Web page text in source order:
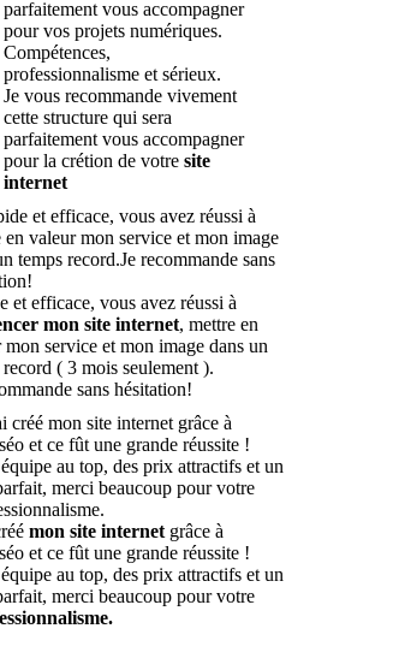
Compétences,
professionnalisme et sérieux.
Je vous recommande vivement
cette structure qui sera
parfaitement vous accompagner
pour la crétion de votre site
internet
et efficace, vous avez réussi à
mon site internet, mettre en
mon service et mon image dans un
record ( 3 mois seulement ).
sans hésitation!
mon site internet grâce à
et ce fût une grande réussite !
au top, des prix attractifs et un
merci beaucoup pour votre